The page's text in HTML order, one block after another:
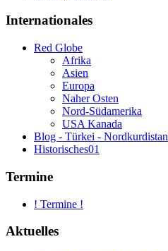
Internationales
Red Globe
Afrika
Asien
Europa
Naher Osten
Nord-Südamerika
USA Kanada
Blog - Türkei - Nordkurdistan
Historisches01
Termine
! Termine !
Aktuelles